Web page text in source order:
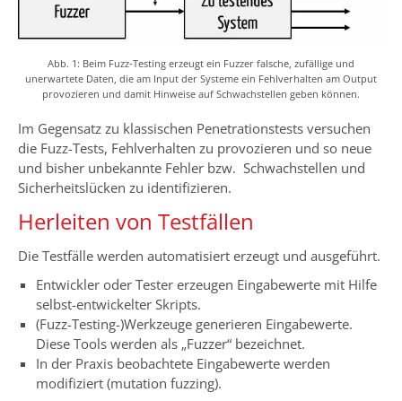
Abb. 1: Beim Fuzz-Testing erzeugt ein Fuzzer falsche, zufällige und
unerwartete Daten, die am Input der Systeme ein Fehlverhalten am Output
provozieren und damit Hinweise auf Schwachstellen geben können.
Im Gegensatz zu klassischen Penetrationstests versuchen
die Fuzz-Tests, Fehlverhalten zu provozieren und so neue
und bisher unbekannte Fehler bzw. Schwachstellen und
Sicherheitslücken zu identifizieren.
Herleiten von Testfällen
Die Testfälle werden automatisiert erzeugt und ausgeführt.
Entwickler oder Tester erzeugen Eingabewerte mit Hilfe
selbst-entwickelter Skripts.
(Fuzz-Testing-)Werkzeuge generieren Eingabewerte.
Diese Tools werden als „Fuzzer“ bezeichnet.
In der Praxis beobachtete Eingabewerte werden
modifiziert (mutation fuzzing).